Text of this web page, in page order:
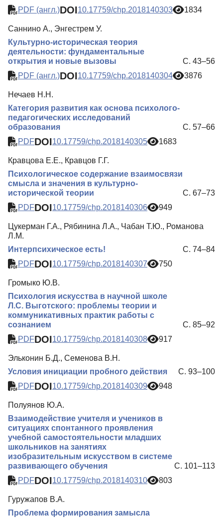
PDF (англ.)DOI10.17759/chp.2018140303 1834
Саннино А., Энгестрем У.
Культурно-историческая теория
деятельности: фундаментальные
открытия и новые вызовы
С. 43–56
PDF (англ.)DOI10.17759/chp.2018140304 3876
Нечаев Н.Н.
Категория развития как основа психолого-
педагогических исследований
образования
С. 57–66
PDFDOI10.17759/chp.2018140305 1683
Кравцова Е.Е., Кравцов Г.Г.
Психологическое содержание взаимосвязи
смысла и значения в культурно-
исторической теории
С. 67–73
PDFDOI10.17759/chp.2018140306 949
Цукерман Г.А., Рябинина Л.А., Чабан Т.Ю., Романова
Л.М.
Интерпсихическое есть!
С. 74–84
PDFDOI10.17759/chp.2018140307 750
Громыко Ю.В.
Психология искусства в научной школе
Л.С. Выготского: проблемы теории и
коммуникативных практик работы с
сознанием
С. 85–92
PDFDOI10.17759/chp.2018140308 917
Эльконин Б.Д., Семенова В.Н.
Условия инициации пробного действия
С. 93–100
PDFDOI10.17759/chp.2018140309 948
Полуянов Ю.А.
Взаимодействие учителя и учеников в
ситуациях спонтанного проявления
учебной самостоятельности младших
школьников на занятиях
изобразительным искусством в системе
развивающего обучения
С. 101–113
PDFDOI10.17759/chp.2018140310 803
Гуружапов В.А.
Проблема формирования замысла